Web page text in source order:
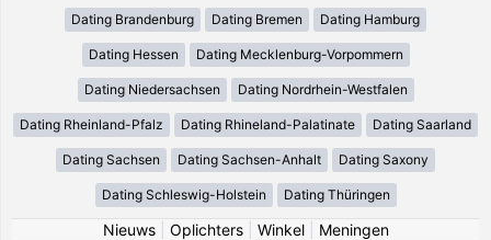
Dating Brandenburg Dating Bremen Dating Hamburg
Dating Hessen Dating Mecklenburg-Vorpommern
Dating Niedersachsen Dating Nordrhein-Westfalen
Dating Rheinland-Pfalz Dating Rhineland-Palatinate Dating Saarland
Dating Sachsen Dating Sachsen-Anhalt Dating Saxony
Dating Schleswig-Holstein Dating Thüringen
Nieuws| Oplichters| Winkel| Meningen